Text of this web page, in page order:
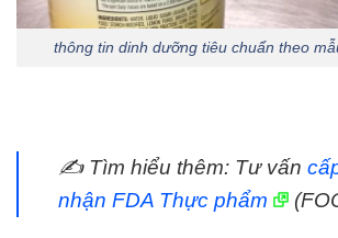
thông tin dinh dưỡng tiêu chuẩn theo
✍️ Tìm hiểu thêm: Tư vấn
nhận FDA Thực phẩm